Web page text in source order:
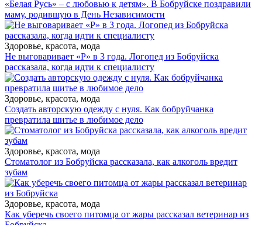
«Белая Русь» – с любовью к детям». В Бобруйске поздравили
маму, родившую в День Независимости
Здоровье, красота, мода
Не выговаривает «Р» в 3 года. Логопед из Бобруйска
рассказала, когда идти к специалисту
Здоровье, красота, мода
Создать авторскую одежду с нуля. Как бобруйчанка
превратила шитье в любимое дело
Здоровье, красота, мода
Стоматолог из Бобруйска рассказала, как алкоголь вредит
зубам
Здоровье, красота, мода
Как уберечь своего питомца от жары рассказал ветеринар из